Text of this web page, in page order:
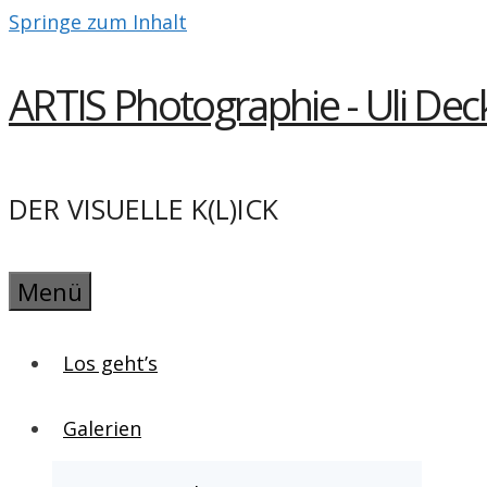
Springe zum Inhalt
ARTIS Photographie - Uli
DER VISUELLE K(L)ICK
Menü
Los geht’s
Galerien